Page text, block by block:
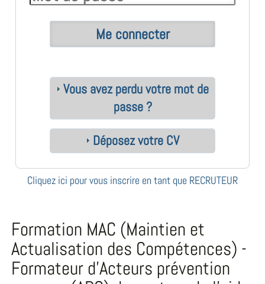
Vous avez perdu votre mot de
passe ?
Déposez votre CV
Cliquez ici pour vous inscrire en tant que RECRUTEUR
Formation MAC (Maintien et
Actualisation des Compétences) -
Formateur d’Acteurs prévention